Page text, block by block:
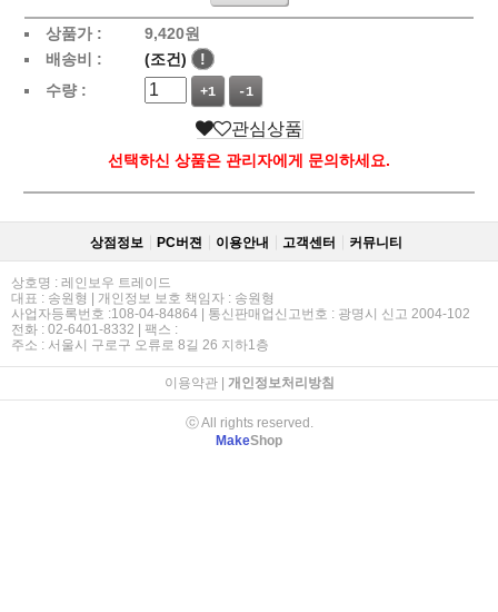
상품가 : 9,420원
배송비 :
(조건)
!
수량 :
+1 -1
관심상품
선택하신 상품은 관리자에게 문의하세요.
상점정보 PC버젼 이용안내 고객센터 커뮤니티
상호명 : 레인보우 트레이드
대표 : 송원형 | 개인정보 보호 책임자 : 송원형
사업자등록번호 :108-04-84864 | 통신판매업신고번호 : 광명시 신고 2004-102
전화 : 02-6401-8332 | 팩스 :
주소 : 서울시 구로구 오류로 8길 26 지하1층
이용약관| 개인정보처리방침
ⓒ All rights reserved.
MakeShop